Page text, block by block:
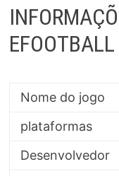
EFOOTBALL
Nome do jogo
plataformas
Desenvolvedor